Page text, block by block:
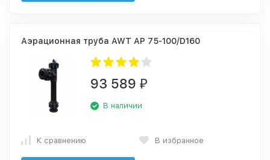
Аэрационная труба AWT AP 75-100/D160
93 589 ₽
В наличии
К сравнению В избранное